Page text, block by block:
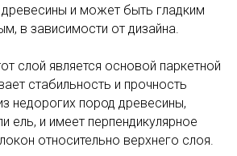
и может быть гладким
в зависимости от дизайна.
слой является основой паркетной
стабильность и прочность
недорогих пород древесины,
ель, и имеет перпендикулярное
относительно верхнего слоя.